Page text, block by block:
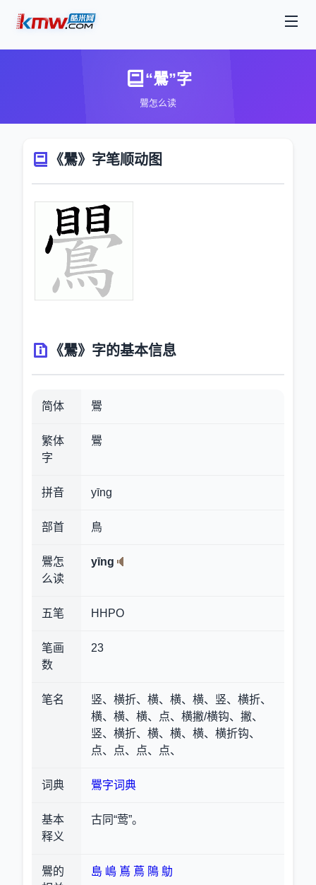
“鷪”字
鷪怎么读
《鷪》字笔顺动图
《鷪》字的基本信息
简体 鷪
繁体
字
鷪
拼音 yīng
部首 鳥
鷪怎
么读
yīng
五笔 HHPO
笔画
数
23
笔名
竖、横折、横、横、横、竖、横折、
横、横、横、点、横撇/横钩、撇、
竖、横折、横、横、横、横折钩、
点、点、点、点、
词典 鷪字词典
基本
释义
古同“莺”。
鷪的
島 嶋 嶌 蔦 隝 鳨